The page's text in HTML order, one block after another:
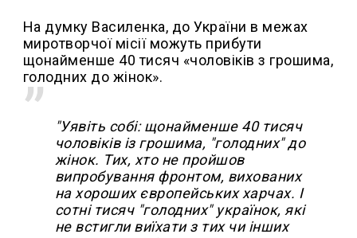
На думку Василенка, до України в межах
миротворчої місії можуть прибути
щонайменше 40 тисяч «чоловіків з грошима,
голодних до жінок».
"Уявіть собі: щонайменше 40 тисяч
чоловіків із грошима, "голодних" до
жінок. Тих, хто не пройшов
випробування фронтом, вихованих
на хороших європейських харчах. І
сотні тисяч "голодних" українок, які
не встигли виїхати з тих чи інших